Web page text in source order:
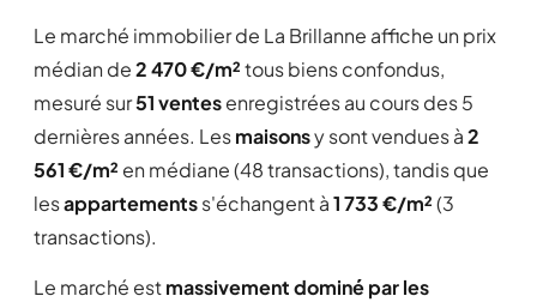
Le marché immobilier de La Brillanne affiche un prix
médian de2 470 €/m²tous biens confondus,
mesuré sur51 ventesenregistrées au cours des 5
dernières années. Lesmaisonsy sont vendues à2
561 €/m² en médiane (48 transactions), tandis que
lesappartementss'échangent à1 733 €/m²(3
transactions).
Le marché estmassivement dominé par les